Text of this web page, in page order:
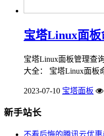
宝塔Linux面
宝塔Linux面板管理查
大全： 宝塔Linux面板
2023-07-10 宝塔面板
新手站长
不看后悔的腾讯云优